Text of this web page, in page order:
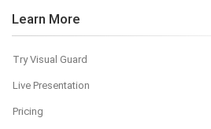
Learn More
Try Visual Guard
Live Presentation
Pricing